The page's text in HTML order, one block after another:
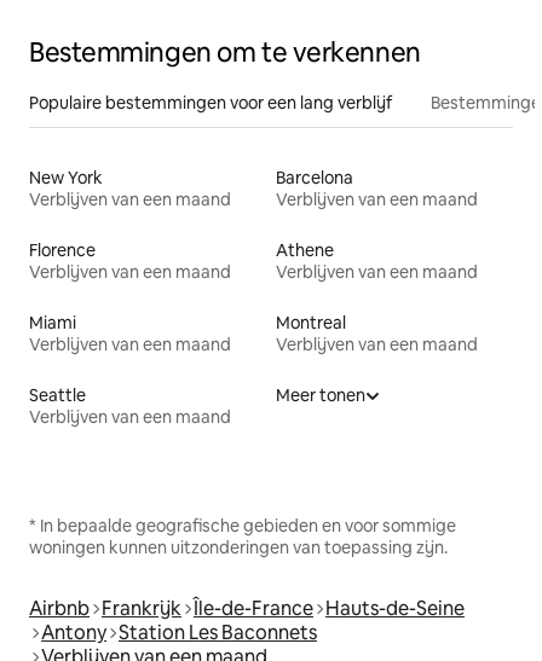
Bestemmingen om te verkennen
Populaire bestemmingen voor een lang verblijf
New York
Verblijven van een maand
Barcelona
Verblijven van een maand
Florence
Verblijven van een maand
Athene
Verblijven van een maand
Miami
Verblijven van een maand
Montreal
Verblijven van een maand
Seattle
Verblijven van een maand
Meer tonen
* In bepaalde geografische gebieden en voor sommige
woningen kunnen uitzonderingen van toepassing zijn.
Airbnb Frankrijk Île-de-France Hauts-de-Seine
Antony Station Les Baconnets